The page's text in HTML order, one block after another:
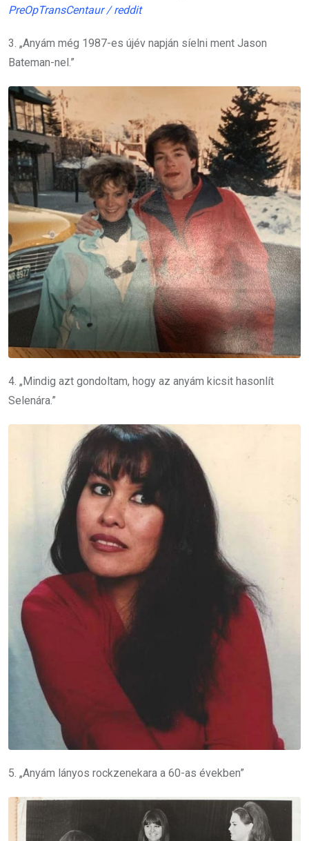
PreOpTransCentaur / reddit
3. „Anyám még 1987-es újév napján síelni ment Jason
Bateman-nel.”
4. „Mindig azt gondoltam, hogy az anyám kicsit hasonlít
Selenára.”
5. „Anyám lányos rockzenekara a 60-as években”